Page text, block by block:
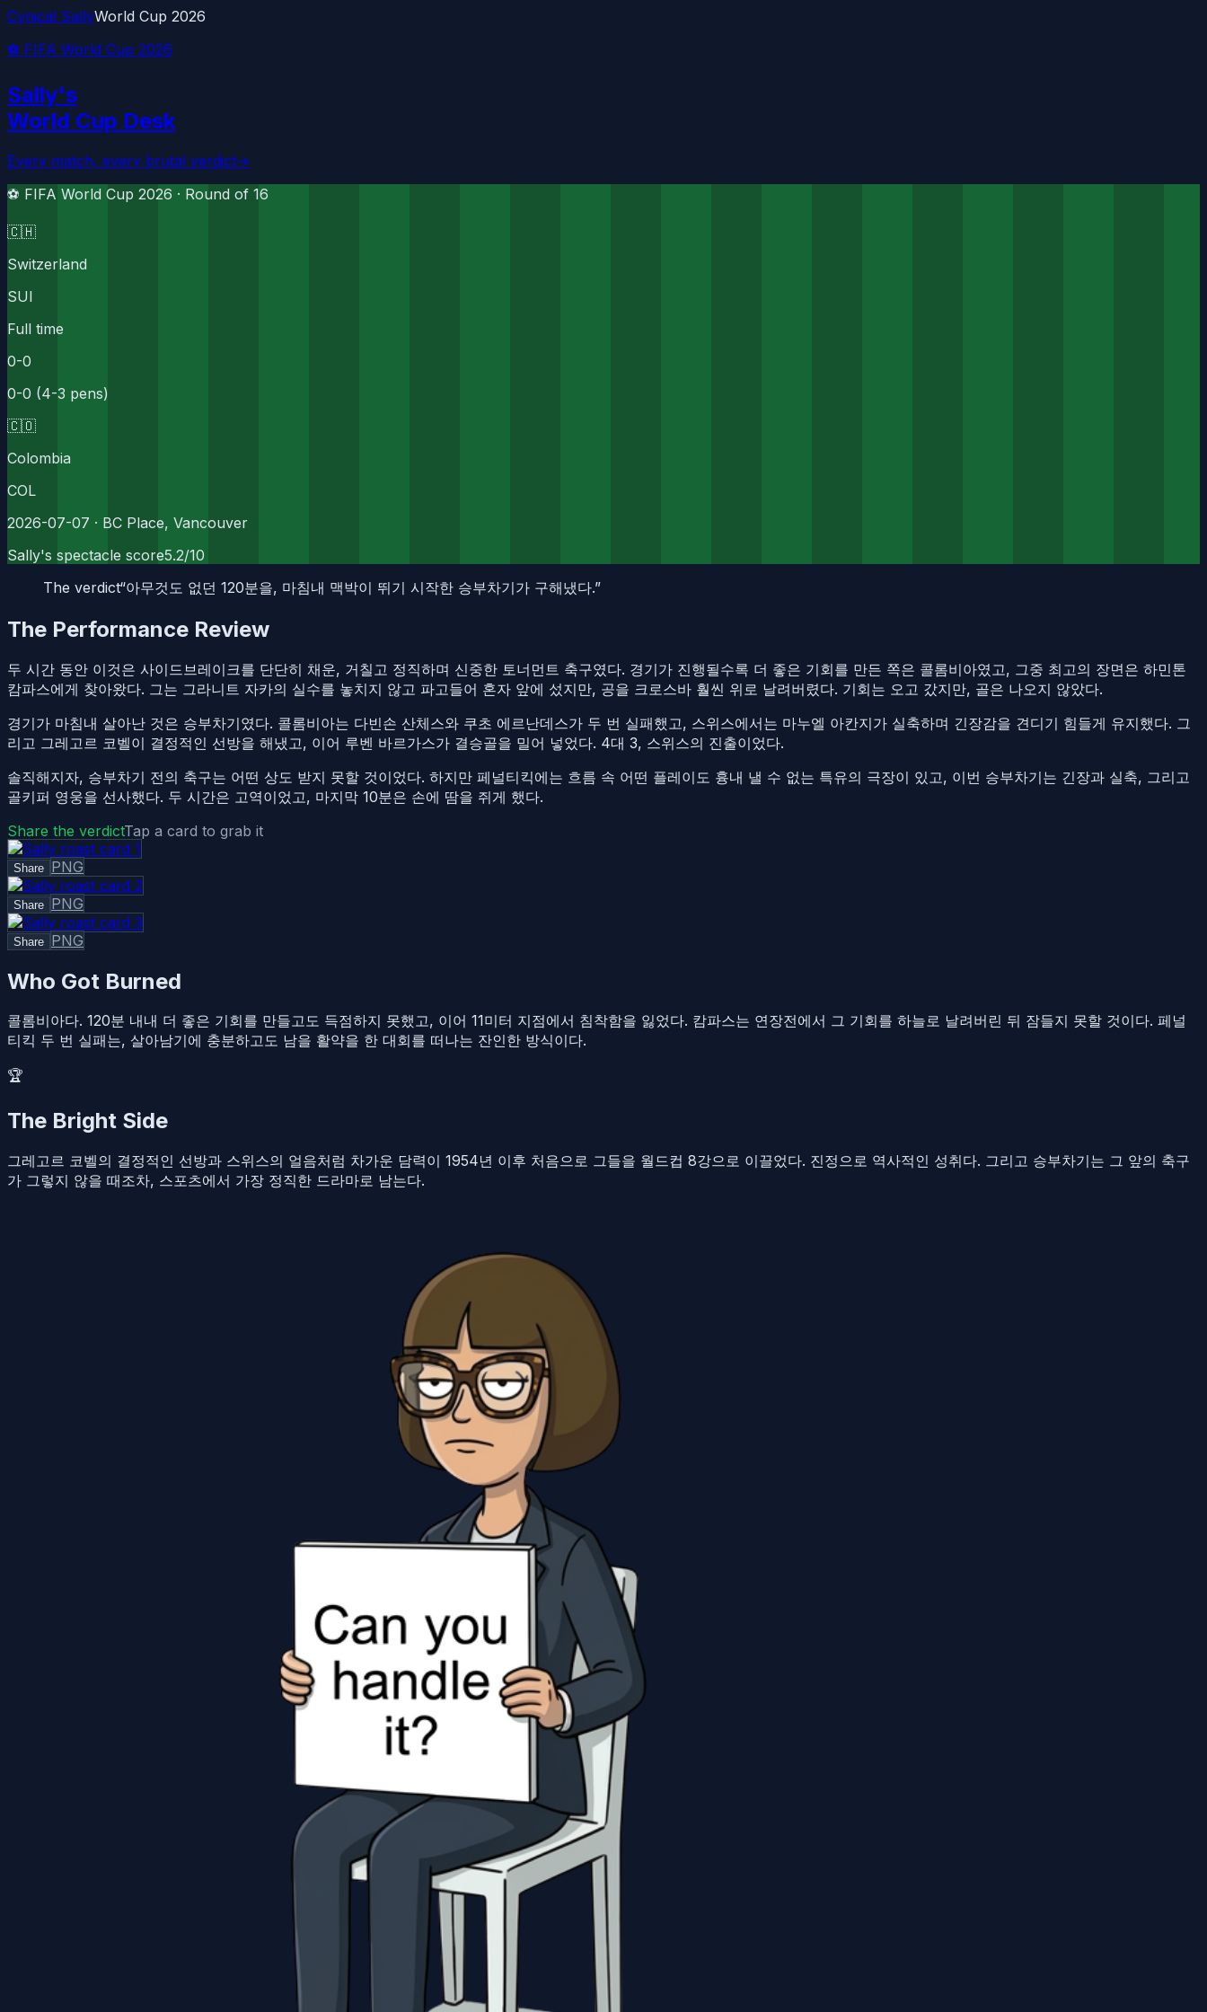
Cynical SallyWorld Cup 2026
⚽ FIFA World Cup 2026
Sally's
World Cup Desk
Every match, every brutal verdict→
⚽ FIFA World Cup 2026 · Round of 16
🇨🇭
Switzerland
SUI
Full time
0-0
0-0 (4-3 pens)
🇨🇴
Colombia
COL
2026-07-07 · BC Place, Vancouver
Sally's spectacle score5.2/10
The verdict“아무것도 없던 120분을, 마침내 맥박이 뛰기 시작한 승부차기가 구해냈다.”
The Performance Review
두 시간 동안 이것은 사이드브레이크를 단단히 채운, 거칠고 정직하며 신중한 토너먼트 축구였다. 경기가 진행될수록 더 좋은 기회를 만든 쪽은 콜롬비아였고, 그중 최고의 장면은 하민톤
캄파스에게 찾아왔다. 그는 그라니트 자카의 실수를 놓치지 않고 파고들어 혼자 앞에 섰지만, 공을 크로스바 훨씬 위로 날려버렸다. 기회는 오고 갔지만, 골은 나오지 않았다.
경기가 마침내 살아난 것은 승부차기였다. 콜롬비아는 다빈손 산체스와 쿠초 에르난데스가 두 번 실패했고, 스위스에서는 마누엘 아칸지가 실축하며 긴장감을 견디기 힘들게 유지했다. 그
리고 그레고르 코벨이 결정적인 선방을 해냈고, 이어 루벤 바르가스가 결승골을 밀어 넣었다. 4대 3, 스위스의 진출이었다.
솔직해지자, 승부차기 전의 축구는 어떤 상도 받지 못할 것이었다. 하지만 페널티킥에는 흐름 속 어떤 플레이도 흉내 낼 수 없는 특유의 극장이 있고, 이번 승부차기는 긴장과 실축, 그리고
골키퍼 영웅을 선사했다. 두 시간은 고역이었고, 마지막 10분은 손에 땀을 쥐게 했다.
Share the verdictTap a card to grab it
Share PNG
Share PNG
Share PNG
Who Got Burned
콜롬비아다. 120분 내내 더 좋은 기회를 만들고도 득점하지 못했고, 이어 11미터 지점에서 침착함을 잃었다. 캄파스는 연장전에서 그 기회를 하늘로 날려버린 뒤 잠들지 못할 것이다. 페널
티킥 두 번 실패는, 살아남기에 충분하고도 남을 활약을 한 대회를 떠나는 잔인한 방식이다.
🏆
The Bright Side
그레고르 코벨의 결정적인 선방과 스위스의 얼음처럼 차가운 담력이 1954년 이후 처음으로 그들을 월드컵 8강으로 이끌었다. 진정으로 역사적인 성취다. 그리고 승부차기는 그 앞의 축구
가 그렇지 않을 때조차, 스포츠에서 가장 정직한 드라마로 남는다.